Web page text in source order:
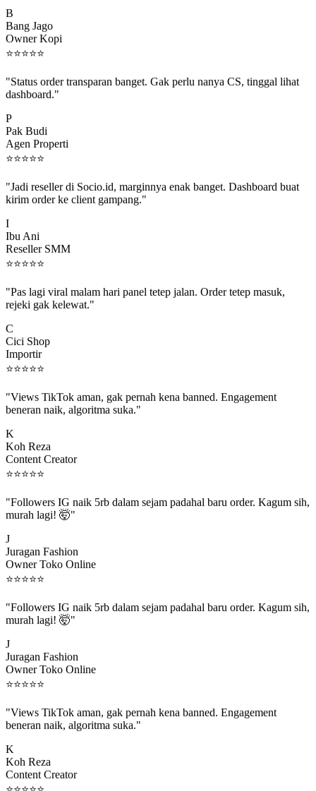
Bang Jago
Owner Kopi
⭐⭐⭐⭐⭐
dashboard."
Pak Budi
Agen Properti
⭐⭐⭐⭐⭐
kirim order ke client gampang."
Ibu Ani
Reseller SMM
⭐⭐⭐⭐⭐
rejeki gak kelewat."
Cici Shop
Importir
⭐⭐⭐⭐⭐
beneran naik, algoritma suka."
Koh Reza
Content Creator
⭐⭐⭐⭐⭐
murah lagi! 🤯"
Juragan Fashion
Owner Toko Online
⭐⭐⭐⭐⭐
murah lagi! 🤯"
Juragan Fashion
Owner Toko Online
⭐⭐⭐⭐⭐
beneran naik, algoritma suka."
Koh Reza
Content Creator
⭐⭐⭐⭐⭐